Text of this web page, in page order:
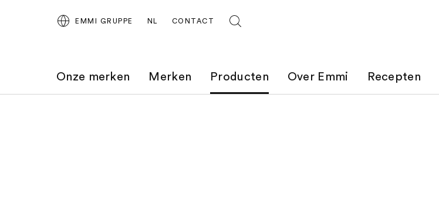
Onze merken Merken Producten Over Emmi Recepten
EMMI GRUPPE NL CONTACT